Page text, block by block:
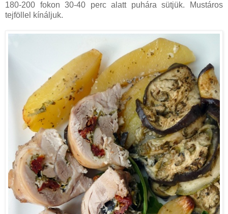
180-200 fokon 30-40 perc alatt puhára sütjük. Mustáros
tejföllel kínáljuk.